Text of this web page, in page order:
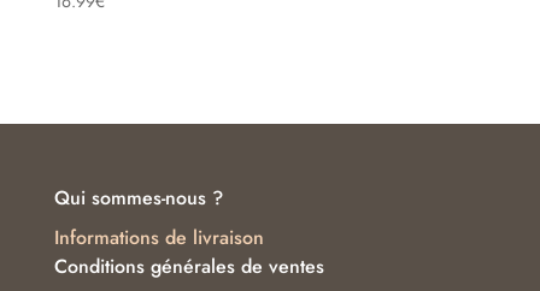
5.00
Qui sommes-nous ?
Conditions générales de ventes
Informations de livraison